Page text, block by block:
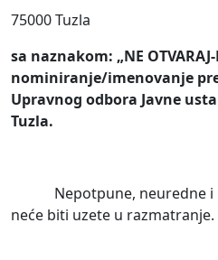
75000 Tuzla
sa naznakom: „NE
nominiranje/imenovanje
Upravnog odbora Javne
Tuzla.
Nepotpune, neuredne i
neće biti uzete u razmatranje.